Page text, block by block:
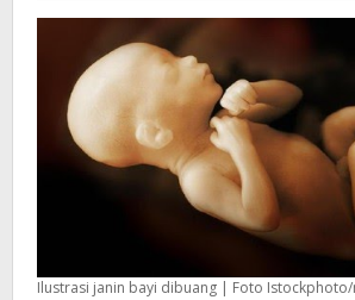
Ilustrasi janin bayi dibuang | Foto